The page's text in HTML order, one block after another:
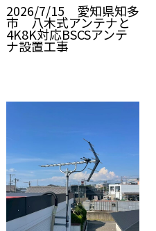
2026/7/15 愛知県知多
市 八木式アンテナと
4K8K対応BSCSアンテ
ナ設置工事